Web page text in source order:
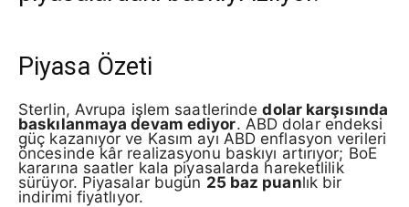
Piyasa Özeti
Sterlin, Avrupa işlem saatlerindedolar karşısında
baskılanmaya devam ediyor. ABD dolar endeksi
güç kazanıyor ve Kasım ayı ABD enflasyon verileri
öncesinde kâr realizasyonu baskıyı artırıyor; BoE
kararına saatler kala piyasalarda hareketlilik
sürüyor. Piyasalar bugün 25 baz puanlık bir
indirimi fiyatlıyor.